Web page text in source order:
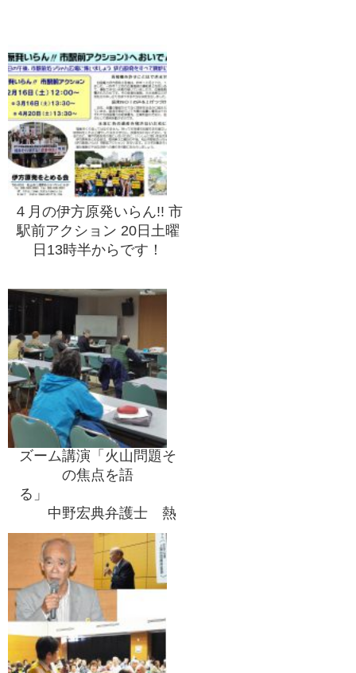
４月の伊方原発いらん!! 市
駅前アクション 20日土曜
日13時半からです！
ズーム講演「火山問題そ
の焦点を語
る」
中野宏典弁護士 熱
弁をふるう